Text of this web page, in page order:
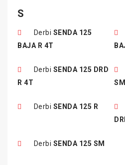
S
Derbi SENDA 125
BAJA R 4T
Derbi SENDA 125 DRD
R 4T
Derbi SENDA 125 R
Derbi SENDA 125 SM